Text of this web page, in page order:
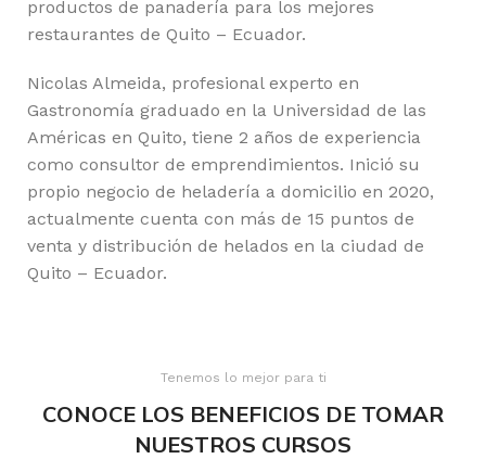
productos de panadería para los mejores
restaurantes de Quito – Ecuador.
Nicolas Almeida, profesional experto en
Gastronomía graduado en la Universidad de las
Américas en Quito, tiene 2 años de experiencia
como consultor de emprendimientos. Inició su
propio negocio de heladería a domicilio en 2020,
actualmente cuenta con más de 15 puntos de
venta y distribución de helados en la ciudad de
Quito – Ecuador.
Tenemos lo mejor para ti
CONOCE LOS BENEFICIOS DE TOMAR
NUESTROS CURSOS